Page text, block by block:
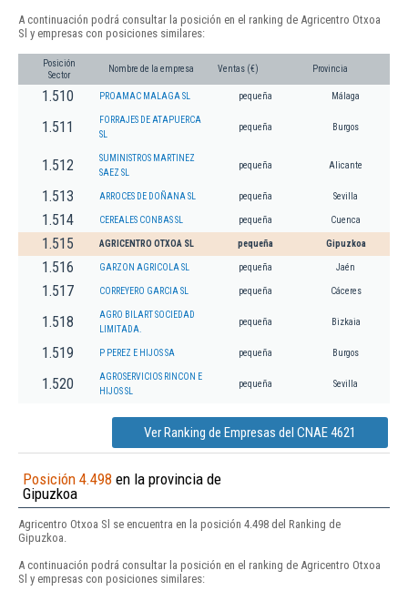
A continuación podrá consultar la posición en el ranking de Agricentro Otxoa
Sl y empresas con posiciones similares:
Posición
Sector
Nombre de la empresa Ventas (€) Provincia
1.510 PROAMAC MALAGA SL pequeña Málaga
1.511
FORRAJES DE ATAPUERCA
SL
pequeña Burgos
1.512
SUMINISTROS MARTINEZ
SAEZ SL
pequeña Alicante
1.513 ARROCES DE DOÑANA SL pequeña Sevilla
1.514 CEREALES CONBAS SL pequeña Cuenca
1.515 AGRICENTRO OTXOA SL pequeña Gipuzkoa
1.516 GARZON AGRICOLA SL pequeña Jaén
1.517 CORREYERO GARCIA SL pequeña Cáceres
1.518
AGRO BILART SOCIEDAD
LIMITADA.
pequeña Bizkaia
1.519 P PEREZ E HIJOS SA pequeña Burgos
1.520
AGROSERVICIOS RINCON E
HIJOS SL
pequeña Sevilla
Ver Ranking de Empresas del CNAE 4621
Posición 4.498 en la provincia de
Gipuzkoa
Agricentro Otxoa Sl se encuentra en la posición 4.498 del Ranking de
Gipuzkoa.
A continuación podrá consultar la posición en el ranking de Agricentro Otxoa
Sl y empresas con posiciones similares: